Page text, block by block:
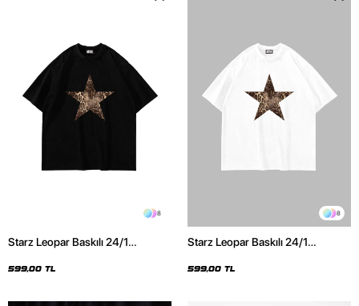
8
Starz Leopar Baskılı 24/1
599,00 TL
8
Starz Leopar Baskılı 24/1
599,00 TL